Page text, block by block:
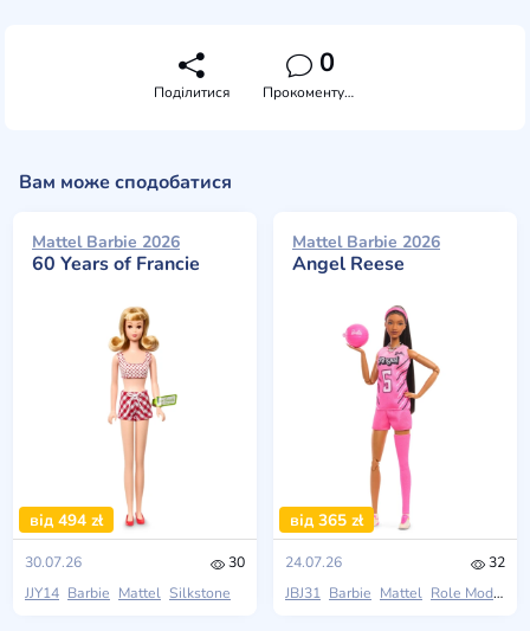
Поділитися
0
Прокоментувати
Вам може сподобатися
Mattel Barbie 2026
60 Years of Francie
від 494 zł
30.07.26
30
JJY14 Barbie Mattel Silkstone
Mattel Barbie 2026
Angel Reese
від 365 zł
24.07.26
32
JBJ31 Barbie Mattel Role Models